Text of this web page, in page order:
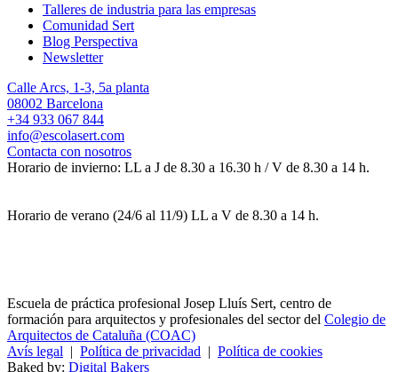
Talleres de industria para las empresas
Comunidad Sert
Blog Perspectiva
Newsletter
Calle Arcs, 1-3, 5a planta
08002 Barcelona
+34 933 067 844
info@escolasert.com
Contacta con nosotros
Horario de invierno: LL a J de 8.30 a 16.30 h / V de 8.30 a 14 h.
Horario de verano (24/6 al 11/9) LL a V de 8.30 a 14 h.
Escuela de práctica profesional Josep Lluís Sert, centro de
formación para arquitectos y profesionales del sector del Colegio de
Arquitectos de Cataluña (COAC)
Avís legal | Política de privacidad | Política de cookies
Baked by: Digital Bakers